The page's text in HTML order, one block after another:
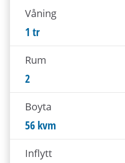
Våning
1 tr
Rum
2
Boyta
56 kvm
Inflytt